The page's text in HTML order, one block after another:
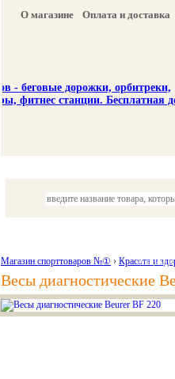
О магазине Оплата и доставка
Акции и
Магазин спорттоваров №① › Красота и
Весы диагностические